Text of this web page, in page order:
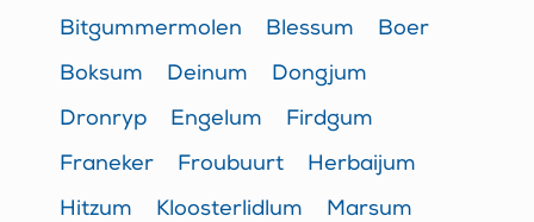
Bitgummermolen Blessum Boer
Boksum Deinum Dongjum
Dronryp Engelum Firdgum
Franeker Froubuurt Herbaijum
Hitzum Kloosterlidlum Marsum